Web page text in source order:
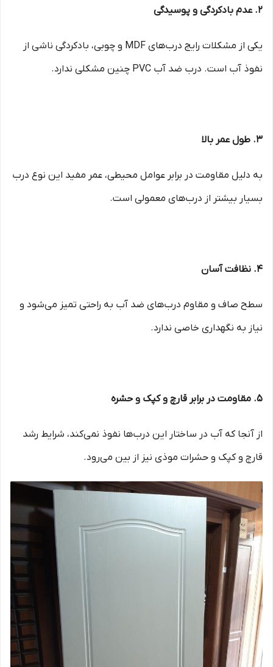
2. عدم بادکردگی و پوسیدگی
یکی از مشکلات رایج درب‌های MDF و چوبی، بادکردگی ناشی از
نفوذ آب است. درب ضد آب PVC چنین مشکلی ندارد.
3. طول عمر بالا
به دلیل مقاومت در برابر عوامل محیطی، عمر مفید این نوع درب
بسیار بیشتر از درب‌های معمولی است.
4. نظافت آسان
سطح صاف و مقاوم درب‌های ضد آب به راحتی تمیز می‌شود و
نیاز به نگهداری خاصی ندارد.
5. مقاومت در برابر قارچ و کپک و حشره
از آنجا که آب در ساختار این درب‌ها نفوذ نمی‌کند، شرایط رشد
قارچ و کپک و حشرات موذی نیز از بین می‌رود.